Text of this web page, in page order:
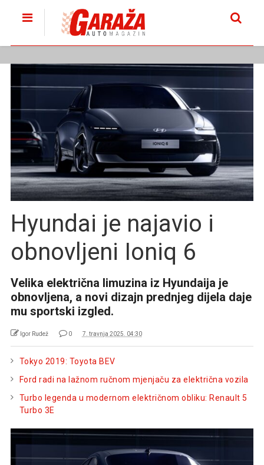
Hyundai je najavio i
obnovljeni Ioniq 6
Velika električna limuzina iz Hyundaija je
obnovljena, a novi dizajn prednjeg dijela daje
mu sportski izgled.
Igor Rudež 0 7. travnja 2025. 04:30
Tokyo 2019: Toyota BEV
Ford radi na lažnom ručnom mjenjaču za električna vozila
Turbo legenda u modernom električnom obliku: Renault 5
Turbo 3E